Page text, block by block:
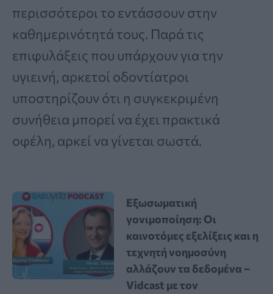
περισσότεροι το εντάσσουν στην
καθημερινότητά τους. Παρά τις
επιφυλάξεις που υπάρχουν για την
υγιεινή, αρκετοί οδοντίατροι
υποστηρίζουν ότι η συγκεκριμένη
συνήθεια μπορεί να έχει πρακτικά
οφέλη, αρκεί να γίνεται σωστά.
Εξωσωματική
γονιμοποίηση: Οι
καινοτόμες εξελίξεις και η
τεχνητή νοημοσύνη
αλλάζουν τα δεδομένα –
Vidcast με τον